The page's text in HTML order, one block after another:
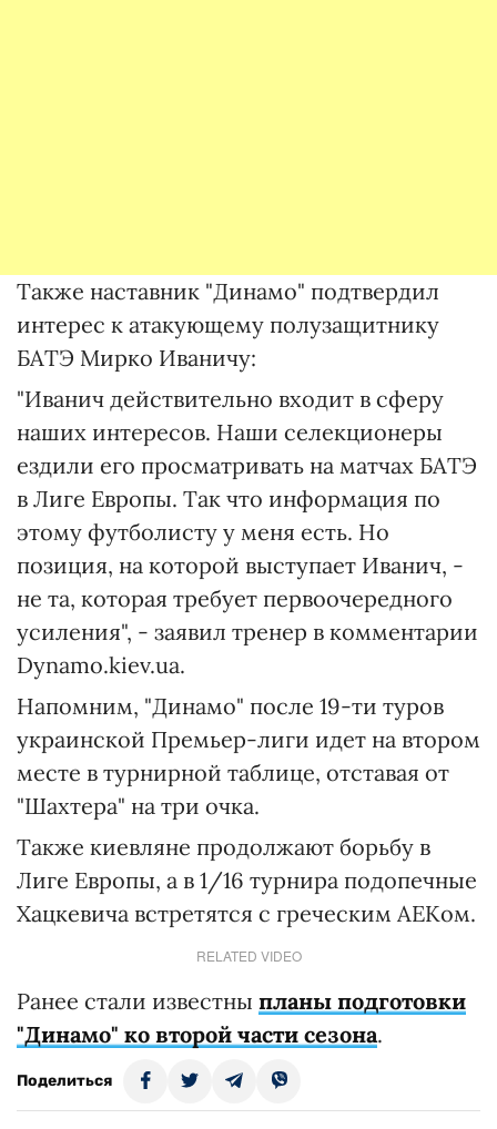
Также наставник "Динамо" подтвердил
интерес к атакующему полузащитнику
БАТЭ Мирко Иваничу:
"Иванич действительно входит в сферу
наших интересов. Наши селекционеры
ездили его просматривать на матчах БАТЭ
в Лиге Европы. Так что информация по
этому футболисту у меня есть. Но
позиция, на которой выступает Иванич, -
не та, которая требует первоочередного
усиления", - заявил тренер в комментарии
Dynamo.kiev.ua.
Напомним, "Динамо" после 19-ти туров
украинской Премьер-лиги идет на втором
месте в турнирной таблице, отставая от
"Шахтера" на три очка.
Также киевляне продолжают борьбу в
Лиге Европы, а в 1/16 турнира подопечные
Хацкевича встретятся с греческим АЕКом.
RELATED VIDEO
Ранее стали известны планы подготовки
"Динамо" ко второй части сезона.
Поделиться